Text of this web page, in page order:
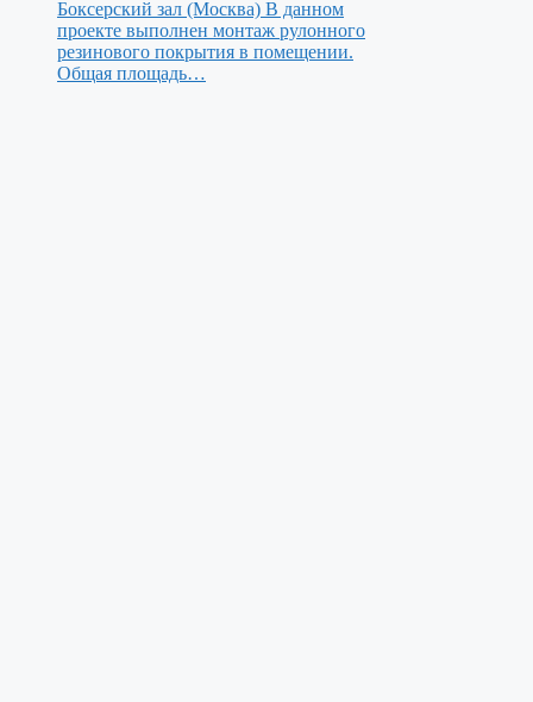
Боксерский зал (Москва) В данном
проекте выполнен монтаж рулонного
резинового покрытия в помещении.
Общая площадь…